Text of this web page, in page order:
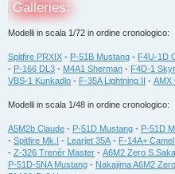
Galleries:
Modelli in scala 1/72 in ordine cronologico:
Spitfire PRXIX - P-51B Mustang - F4U-1D
- P-166 DL3 - M4A1 Sherman - F4D-1
VBS-1 Kunkadlo - F-35A Lightning II - AMX
Modelli in scala 1/48 in ordine cronologico:
A5M2b Claude - P-51D Mustang - P-51D
- Spitfire Mk.I - Learjet 35A- F-14A+
- Z-326 Trenér Master - A6M2 Zero
P-51D-5NA Mustang - Nakajima A6M2 Zero